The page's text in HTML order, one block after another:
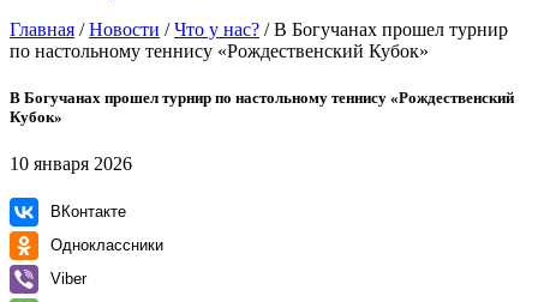
Главная /Новости /Что у нас? /В Богучанах прошел турнир
по настольному теннису «Рождественский Кубок»
В Богучанах прошел турнир по настольному теннису «Рождественский
Кубок»
10 января 2026
ВКонтакте
Одноклассники
Viber